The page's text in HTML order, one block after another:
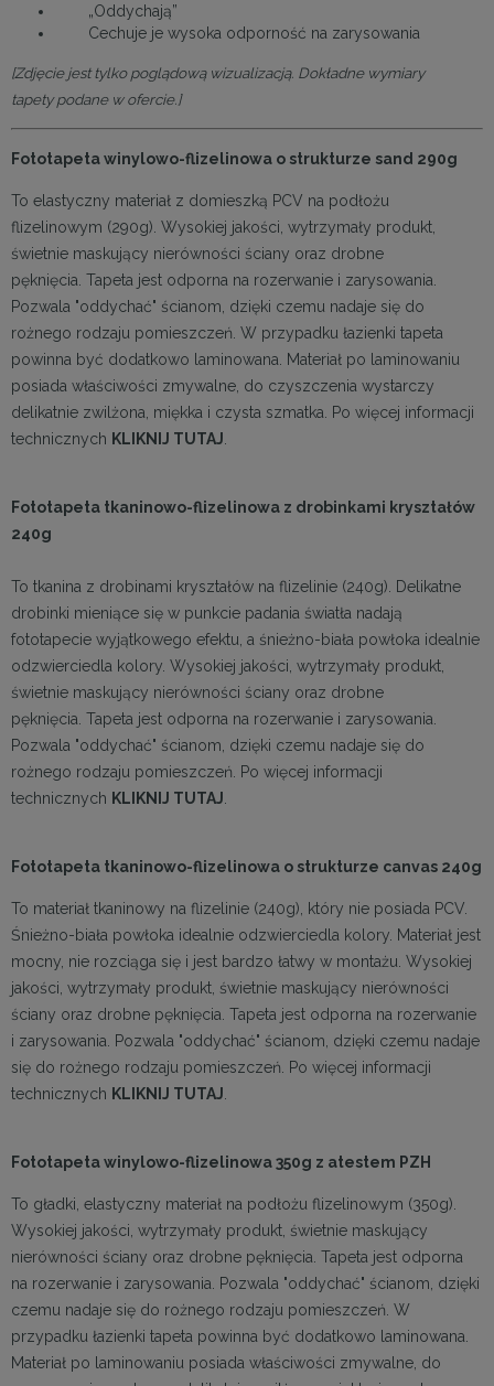
„Oddychają”
Cechuje je wysoka odporność na zarysowania
[Zdjęcie jest tylko poglądową wizualizacją. Dokładne wymiary
tapety podane w ofercie.]
Fototapeta winylowo-flizelinowa o strukturze sand 290g
To elastyczny materiał z domieszką PCV na podłożu
flizelinowym (290g). Wysokiej jakości, wytrzymały produkt,
świetnie maskujący nierówności ściany oraz drobne
pęknięcia. Tapeta jest odporna na rozerwanie i zarysowania.
Pozwala "oddychać" ścianom, dzięki czemu nadaje się do
rożnego rodzaju pomieszczeń. W przypadku łazienki tapeta
powinna być dodatkowo laminowana. Materiał po laminowaniu
posiada właściwości zmywalne, do czyszczenia wystarczy
delikatnie zwilżona, miękka i czysta szmatka. Po więcej informacji
technicznych KLIKNIJ TUTAJ
Fototapeta tkaninowo-flizelinowa z drobinkami kryształów
240g
To tkanina z drobinami kryształów na flizelinie (240g). Delikatne
drobinki mieniące się w punkcie padania światła nadają
fototapecie wyjątkowego efektu, a śnieżno-biała powłoka idealnie
odzwierciedla kolory. Wysokiej jakości, wytrzymały produkt,
świetnie maskujący nierówności ściany oraz drobne
pęknięcia. Tapeta jest odporna na rozerwanie i zarysowania.
Pozwala "oddychać" ścianom, dzięki czemu nadaje się do
rożnego rodzaju pomieszczeń. Po więcej informacji
technicznych KLIKNIJ TUTAJ
Fototapeta tkaninowo-flizelinowa o strukturze canvas 240g
To materiał tkaninowy na flizelinie (240g), który nie posiada PCV.
Śnieżno-biała powłoka idealnie odzwierciedla kolory. Materiał jest
mocny, nie rozciąga się i jest bardzo łatwy w montażu. Wysokiej
jakości, wytrzymały produkt, świetnie maskujący nierówności
ściany oraz drobne pęknięcia. Tapeta jest odporna na rozerwanie
i zarysowania. Pozwala "oddychać" ścianom, dzięki czemu nadaje
się do rożnego rodzaju pomieszczeń. Po więcej informacji
technicznych KLIKNIJ TUTAJ
Fototapeta winylowo-flizelinowa 350g z atestem PZH
To gładki, elastyczny materiał na podłożu flizelinowym (350g).
Wysokiej jakości, wytrzymały produkt, świetnie maskujący
nierówności ściany oraz drobne pęknięcia. Tapeta jest odporna
na rozerwanie i zarysowania. Pozwala "oddychać" ścianom, dzięki
czemu nadaje się do rożnego rodzaju pomieszczeń. W
przypadku łazienki tapeta powinna być dodatkowo laminowana.
Materiał po laminowaniu posiada właściwości zmywalne, do